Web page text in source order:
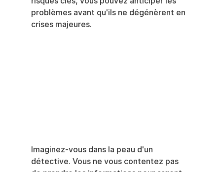
problèmes avant qu'ils ne dégénèrent en
crises majeures.
Imaginez-vous dans la peau d'un
détective. Vous ne vous contentez pas